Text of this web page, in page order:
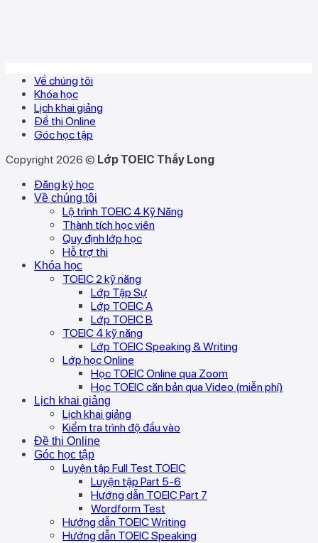
Về chúng tôi
Khóa học
Lịch khai giảng
Đề thi Online
Góc học tập
Copyright 2026 © Lớp TOEIC Thầy Long
Đăng ký học
Về chúng tôi
Lộ trình TOEIC 4 Kỹ Năng
Thành tích học viên
Quy định lớp học
Hỗ trợ thi
Khóa học
TOEIC 2 kỹ năng
Lớp Tập Sự
Lớp TOEIC A
Lớp TOEIC B
TOEIC 4 kỹ năng
Lớp TOEIC Speaking & Writing
Lớp học Online
Học TOEIC Online qua Zoom
Học TOEIC căn bản qua Video (miễn phí)
Lịch khai giảng
Lịch khai giảng
Kiểm tra trình độ đầu vào
Đề thi Online
Góc học tập
Luyện tập Full Test TOEIC
Luyện tập Part 5-6
Hướng dẫn TOEIC Part 7
Wordform Test
Hướng dẫn TOEIC Writing
Hướng dẫn TOEIC Speaking